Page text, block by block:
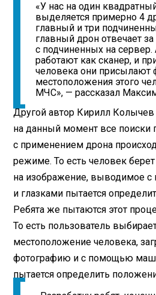
«У нас на один
выделяется примерно 4
главный и три
главный дрон отвечает
с подчиненных на
работают как сканер, и
человека они присылают
местоположения этого
МЧС», — рассказал
Другой автор Кирилл Колычев
на данный момент все
с применением дрона
режиме. То есть человек берет
на изображение, выводимое с
и глазками пытается
Ребята же пытаются этот
То есть пользователь
местоположение человека,
фотографию и с помощью
пытается определить